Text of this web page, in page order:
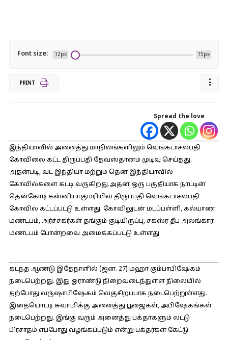
Font size: 12px 15px
PRINT
Spread the love
இந்தியாவில் அனைத்து மாநிலங்களிலும் வெங்கடாசலபதி
கோவிலை கட்ட திருப்பதி தேவஸ்தானம் முடிவு செய்தது.
அதன்படி, வட இந்தியா மற்றும் தென் இந்தியாவில்
கோவில்களை கட்டி வருகிறது.அதன் ஒரு பகுதியாக நாட்டின்
தென்கோடி கன்னியாகுமரியில் திருப்பதி வெங்கடாசலபதி
கோவில் கட்டப்பட்டு உள்ளது. கோவிலுடன் மடப்பள்ளி, கல்யாண
மண்டபம், அர்ச்சகர்கள் தங்கும் குடியிருப்பு, சகஸ்ர தீப அலங்கார
மண்டபம் போன்றவை அமைக்கப்பட்டு உள்ளது.
கடந்த ஆண்டு இதேநாளில் (ஜன. 27) மஹா கும்பாபிஷேகம்
நடைபெற்றது. இது ஓராண்டு நிறைவடைந்துள்ள நிலையில்
தற்போது வருஷாபிஷேகம் வெகுசிறப்பாக நடைபெற்றுள்ளது.
இதையொட்டி சுவாமிக்கு அனைத்து பூஜைகள், அபிஷேகங்கள்
நடைபெற்றது. இங்கு வரும் அனைத்து பக்தா்களும் லட்டு
பிரசாதம் எப்போது வழங்கப்படும் என்று பக்தர்கள் கேட்டு